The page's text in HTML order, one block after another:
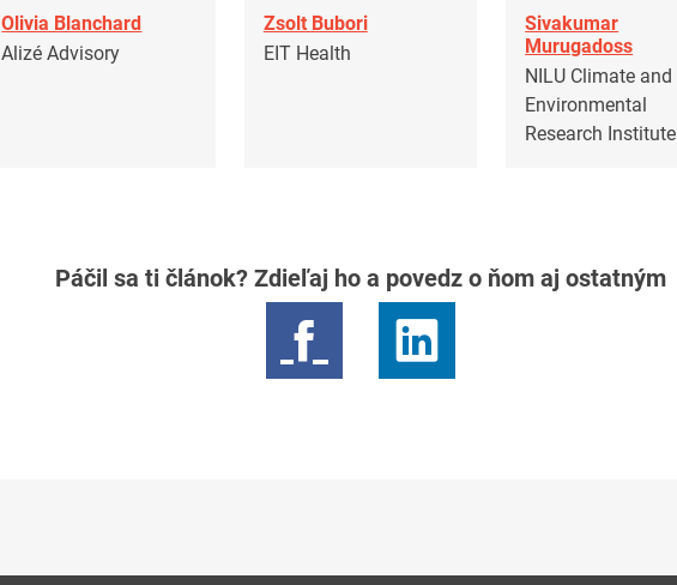
Olivia Blanchard
Alizé Advisory
Zsolt Bubori
EIT Health
Sivakumar
Murugadoss
NILU Climate and
Environmental
Research Institute
Páčil sa ti článok? Zdieľaj ho a povedz o ňom aj ostatným